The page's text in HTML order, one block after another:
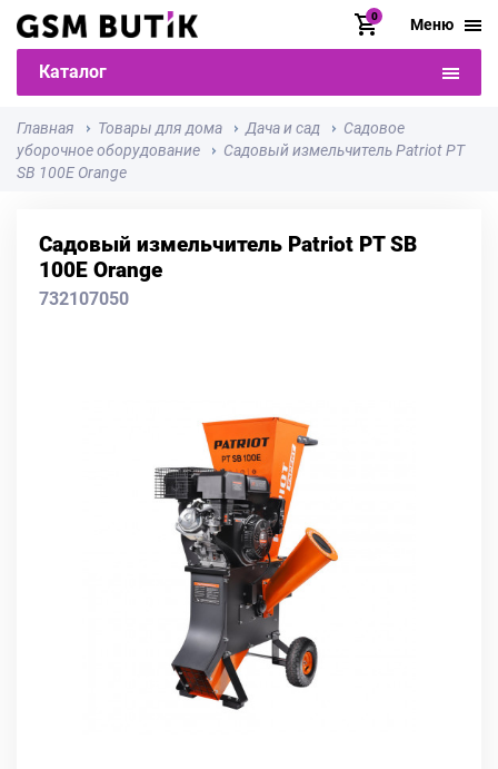
0 Меню
Каталог
Главная Товары для дома Дача и сад
Садовое
уборочное оборудование
Садовый измельчитель Patriot PT
SB 100E Orange
Садовый измельчитель Patriot PT SB
100E Orange
732107050